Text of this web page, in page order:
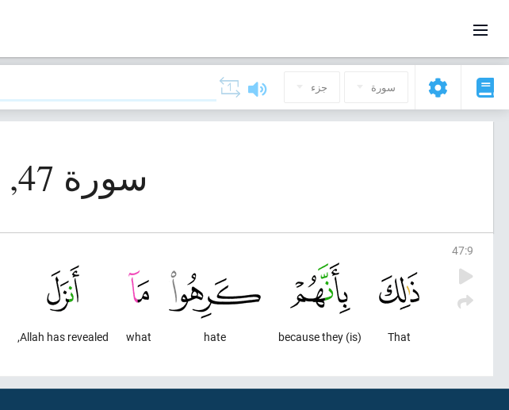
سورة جزء
سورة 47, محمد (محمد)
47:9
That
(is) because they
hate
what
Allah has revealed,